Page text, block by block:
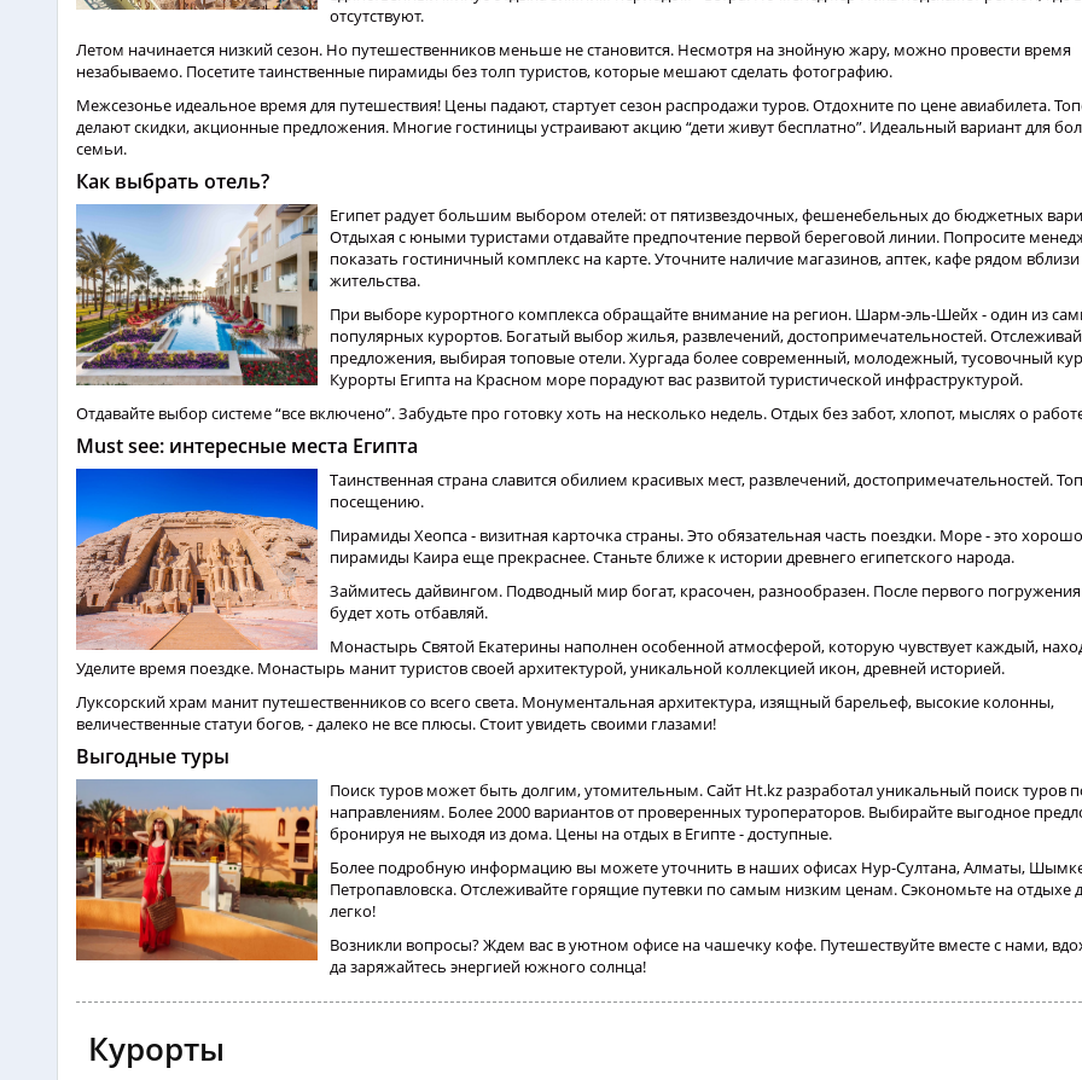
отсутствуют.
Летом начинается низкий сезон. Но путешественников меньше не становится. Несмотря на знойную жару, можно провести время
незабываемо. Посетите таинственные пирамиды без толп туристов, которые мешают сделать фотографию.
Межсезонье идеальное время для путешествия! Цены падают, стартует сезон распродажи туров. Отдохните по цене авиабилета.
делают скидки, акционные предложения. Многие гостиницы устраивают акцию “дети живут бесплатно”. Идеальный вариант для
семьи.
Как выбрать отель?
Египет радует большим выбором отелей: от пятизвездочных, фешенебельных до бюджетных
Отдыхая с юными туристами отдавайте предпочтение первой береговой линии. Попросите
показать гостиничный комплекс на карте. Уточните наличие магазинов, аптек, кафе рядом
жительства.
При выборе курортного комплекса обращайте внимание на регион. Шарм-эль-Шейх - один из
популярных курортов. Богатый выбор жилья, развлечений, достопримечательностей.
предложения, выбирая топовые отели. Хургада более современный, молодежный, тусовочный
Курорты Египта на Красном море порадуют вас развитой туристической инфраструктурой.
Отдавайте выбор системе “все включено”. Забудьте про готовку хоть на несколько недель. Отдых без забот, хлопот, мыслях о
Must see: интересные места Египта
Таинственная страна славится обилием красивых мест, развлечений, достопримечательностей.
посещению.
Пирамиды Хеопса - визитная карточка страны. Это обязательная часть поездки. Море - это
пирамиды Каира еще прекраснее. Станьте ближе к истории древнего египетского народа.
Займитесь дайвингом. Подводный мир богат, красочен, разнообразен. После первого
будет хоть отбавляй.
Монастырь Святой Екатерины наполнен особенной атмосферой, которую чувствует каждый,
Уделите время поездке. Монастырь манит туристов своей архитектурой, уникальной коллекцией икон, древней историей.
Луксорский храм манит путешественников со всего света. Монументальная архитектура, изящный барельеф, высокие колонны,
величественные статуи богов, - далеко не все плюсы. Стоит увидеть своими глазами!
Выгодные туры
Поиск туров может быть долгим, утомительным. Сайт Ht.kz разработал уникальный поиск туров
направлениям. Более 2000 вариантов от проверенных туроператоров. Выбирайте выгодное
бронируя не выходя из дома. Цены на отдых в Египте - доступные.
Более подробную информацию вы можете уточнить в наших офисах Нур-Султана, Алматы,
Петропавловска. Отслеживайте горящие путевки по самым низким ценам. Сэкономьте на отдыхе
легко!
Возникли вопросы? Ждем вас в уютном офисе на чашечку кофе. Путешествуйте вместе с нами,
да заряжайтесь энергией южного солнца!
Курорты